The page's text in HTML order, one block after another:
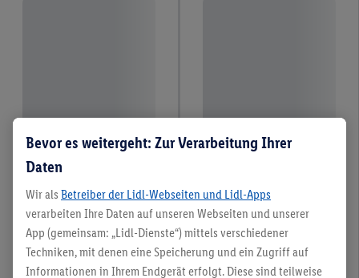
Bevor es weitergeht: Zur Verarbeitung Ihrer
Daten
Wir als Betreiber der Lidl-Webseiten und Lidl-Apps
verarbeiten Ihre Daten auf unseren Webseiten und unserer
App (gemeinsam: „Lidl-Dienste“) mittels verschiedener
Techniken, mit denen eine Speicherung und ein Zugriff auf
Informationen in Ihrem Endgerät erfolgt. Diese sind teilweise